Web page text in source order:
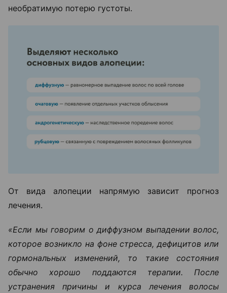
необратимую потерю густоты.
От вида алопеции напрямую зависит прогноз
лечения.
«Если мы говорим о диффузном выпадении волос,
которое возникло на фоне стресса, дефицитов или
гормональных изменений, то такие состояния
обычно хорошо поддаются терапии. После
устранения причины и курса лечения волосы